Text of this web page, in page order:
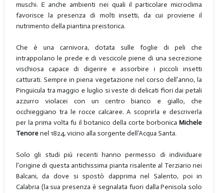
muschi. E anche ambienti nei quali il particolare microclima
favorisce la presenza di molti insetti, da cui proviene il
nutrimento della piantina preistorica.
Che è una carnivora, dotata sulle foglie di peli che
intrappolano le prede e di vescicole piene di una secrezione
vischiosa capace di digerire e assorbire i piccoli insetti
catturati. Sempre in piena vegetazione nel corso dell’anno, la
Pinguicula tra maggio e luglio si veste di delicati fiori dai petali
azzurro violacei con un centro bianco e giallo, che
occhieggiano tra le rocce calcaree. A scoprirla e descriverla
per la prima volta fu il botanico della corte borbonicaMichele
Tenorenel 1824, vicino alla sorgente dell’Acqua Santa.
Solo gli studi più recenti hanno permesso di individuare
l’origine di questa antichissima pianta risalente al Terziario nei
Balcani, da dove si spostò dapprima nel Salento, poi in
Calabria (la sua presenza è segnalata fuori dalla Penisola solo